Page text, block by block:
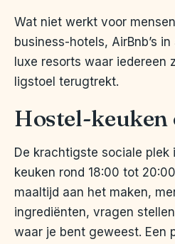
Wat niet werkt voor
business-hotels, AirBnb’s
luxe resorts waar iedereen
ligstoel terugtrekt.
Hostel-keuken
De krachtigste sociale plek
keuken rond 18:00 tot
maaltijd aan het maken,
ingrediënten, vragen
waar je bent geweest. Een